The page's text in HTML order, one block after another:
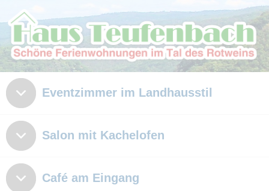
Eventzimmer im Landhausstil
Salon mit Kachelofen
Café am Eingang